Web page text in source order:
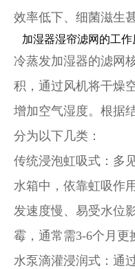
效率低下、细菌滋生
加湿器湿帘滤网的工作
冷蒸发加湿器的滤网
积，通过风机将干燥
增加空气湿度。根据
分为以下几类：
传统浸泡虹吸式 ：多
水箱中，依靠虹吸作
发速度慢、易受水位
霉，通常需3-6个月更
水泵滴灌浸润式 ：通